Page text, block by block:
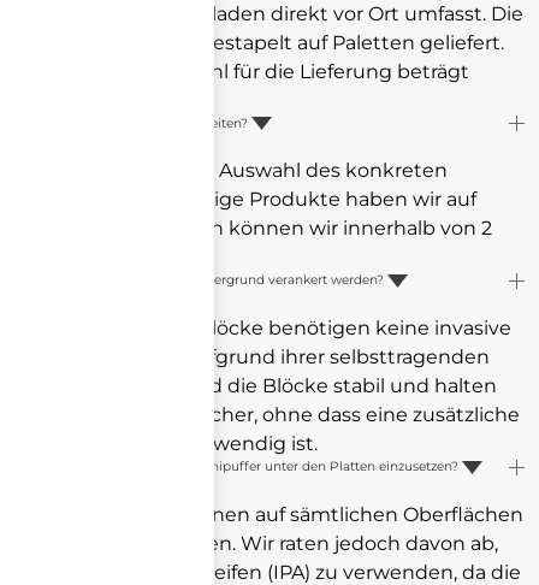
Lieferung das Abladen direkt vor Ort umfasst. Die
Blöcke werden gestapelt auf Paletten geliefert.
Die Mindestanzahl für die Lieferung beträgt
Wie lange sind die Lieferzeiten?
Es hängt von der Auswahl des konkreten
Blocktyps ab. Einige Produkte haben wir auf
Lager, die übrigen können wir innerhalb von 2
Müssen die Blöcke im Untergrund verankert werden?
Nein, die Betonblöcke benötigen keine invasive
Verankerung. Aufgrund ihrer selbsttragenden
Konstruktion sind die Blöcke stabil und halten
die PV-Module sicher, ohne dass eine zusätzliche
Verankerung notwendig ist.
Wann ist es ratsam, Gummipuffer unter den Platten einzusetzen?
Gummipads können auf sämtlichen Oberflächen
eingesetzt werden. Wir raten jedoch davon ab,
sie auf Asphaltstreifen (IPA) zu verwenden, da die